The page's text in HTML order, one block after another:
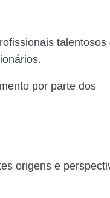
talentosos
por parte dos
origens e